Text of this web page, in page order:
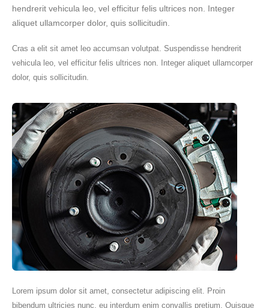
hendrerit vehicula leo, vel efficitur felis ultrices non. Integer
aliquet ullamcorper dolor, quis sollicitudin.
Cras a elit sit amet leo accumsan volutpat. Suspendisse hendrerit
vehicula leo, vel efficitur felis ultrices non. Integer aliquet ullamcorper
dolor, quis sollicitudin.
Lorem ipsum dolor sit amet, consectetur adipiscing elit. Proin
bibendum ultricies nunc, eu interdum enim convallis pretium. Quisque